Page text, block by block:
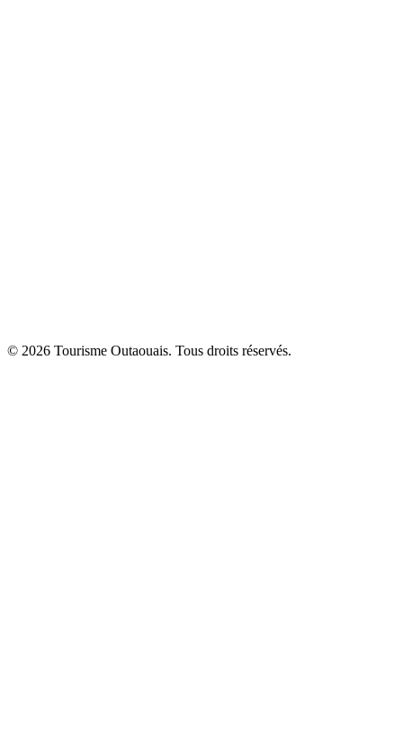
© 2026 Tourisme Outaouais. Tous droits réservés.